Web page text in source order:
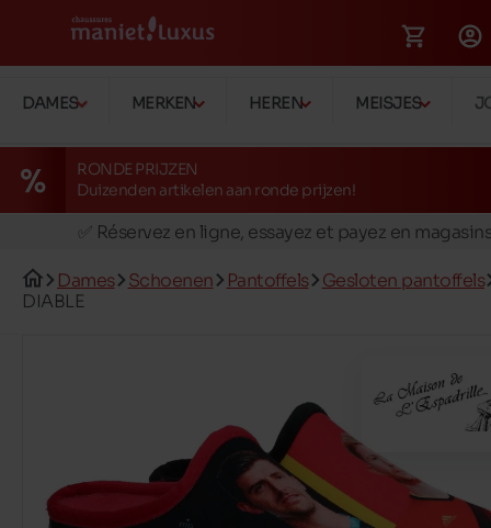
DAMES MERKEN HEREN MEISJES
RONDE PRIJZEN
Duizenden artikelen aan ronde prijzen!
🚛 Livraison gratuite en magasins
✅ Réservez en ligne, essayez et payez en
Dames Schoenen Pantoffels
Gesloten pantoffels
DIABLE